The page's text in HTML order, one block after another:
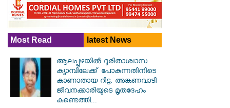
Most Read latest News
ആലപ്പുഴയിൽ ​ദുരിതാശ്വാസ
ക്യാമ്പിലേക്ക് പോകുന്നതിനിടെ
കാണാതായ റിട്ട. അങ്കണവാടി
ജീവനക്കാരിയുടെ മൃതദേഹം
കണ്ടെത്തി...